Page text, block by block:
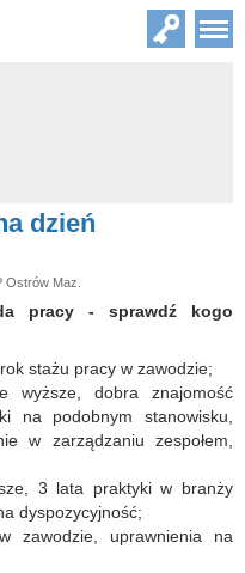
dzień
Ostrów Maz.
pracy - sprawdź kogo
stażu pracy w zawodzie;
wyższe, dobra znajomość
na podobnym stanowisku,
w zarządzaniu zespołem,
3 lata praktyki w branży
dyspozycyjność;
zawodzie, uprawnienia na